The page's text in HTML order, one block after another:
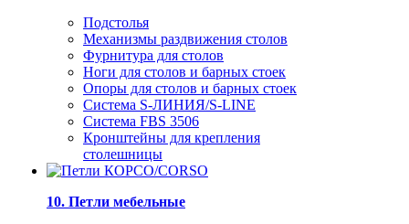
Подстолья
Механизмы раздвижения столов
Фурнитура для столов
Ноги для столов и барных стоек
Опоры для столов и барных стоек
Система S-ЛИНИЯ/S-LINE
Система FBS 3506
Кронштейны для крепления
столешницы
10. Петли мебельные